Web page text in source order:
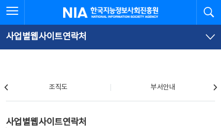
문
로
가
체
뉴
바
가
한국지능정보사회진흥원
사업별웹사이트연락처
조직도 부서안내
사업별웹사이트연락처